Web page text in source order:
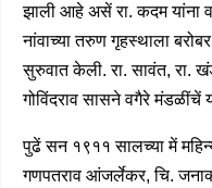
झाली आहे असें रा. कदम यांना
नांवाच्या तरुण गृहस्थाला
सुरुवात केली. रा. सावंत, रा.
गोविंदराव सासने वगैरे मंडळींचें
पुढें सन १९११ सालच्या में
गणपतराव आंजर्लेकर, चि.